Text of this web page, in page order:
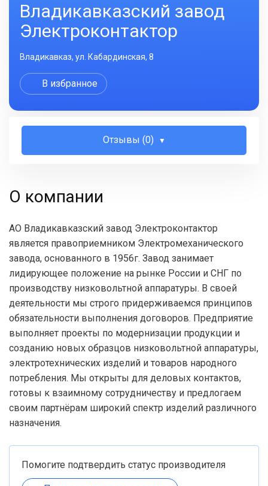
Владикавказский завод
Электроконтактор
Владикавказ, ул. Кабардинская, 8
В избранное
Отзывы (0)
О компании
АО Владикавказский завод Электроконтактор
является правоприемником Электромеханического
завода, основанного в 1956г. Завод занимает
лидирующее положение на рынке России и СНГ по
производству низковольтной аппаратуры. В своей
деятельности мы строго придерживаемся принципов
обязательности выполнения договоров. Предприятие
выполняет проекты по модернизации продукции и
созданию новых образцов низковольтной аппаратуры,
электротехнических изделий и товаров народного
потребления. Мы открыты для деловых контактов,
готовы к взаимному сотрудничеству и предлогаем
своим партнёрам широкий спектр изделий различного
назначения.
Помогите подтвердить статус производителя